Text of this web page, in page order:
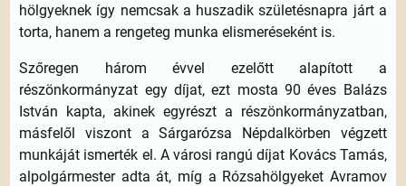
hölgyeknek így nemcsak a huszadik születésnapra járt a
torta, hanem a rengeteg munka elismeréseként is.
Szőregen három évvel ezelőtt alapított a
részönkormányzat egy díjat, ezt mosta 90 éves Balázs
István kapta, akinek egyrészt a részönkormányzatban,
másfelől viszont a Sárgarózsa Népdalkörben végzett
munkáját ismerték el. A városi rangú díjat Kovács Tamás,
alpolgármester adta át, míg a Rózsahölgyeket Avramov